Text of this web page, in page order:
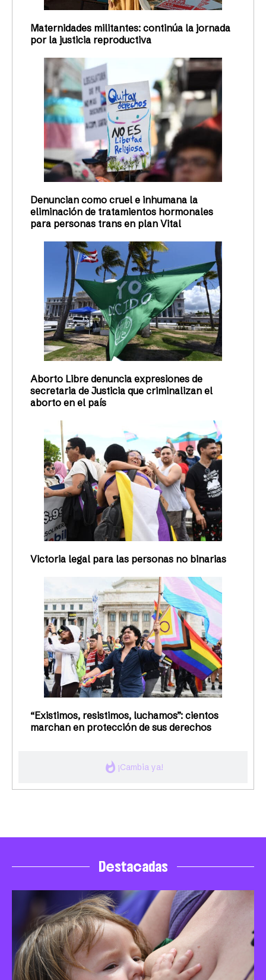
whatshot ¡Cambia ya!
Maternidades militantes: continúa la jornada
por la justicia reproductiva
Denuncian como cruel e inhumana la
eliminación de tratamientos hormonales
para personas trans en plan Vital
Aborto Libre denuncia expresiones de
secretaria de Justicia que criminalizan el
aborto en el país
Victoria legal para las personas no binarias
“Existimos, resistimos, luchamos”: cientos
marchan en protección de sus derechos
Destacadas